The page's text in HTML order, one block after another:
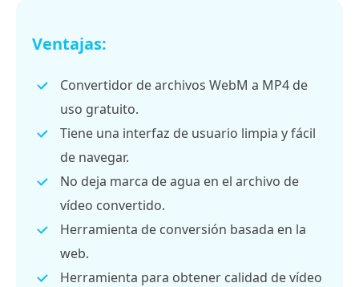
Ventajas:
Convertidor de archivos WebM a MP4 de
uso gratuito.
Tiene una interfaz de usuario limpia y fácil
de navegar.
No deja marca de agua en el archivo de
vídeo convertido.
Herramienta de conversión basada en la
web.
Herramienta para obtener calidad de vídeo